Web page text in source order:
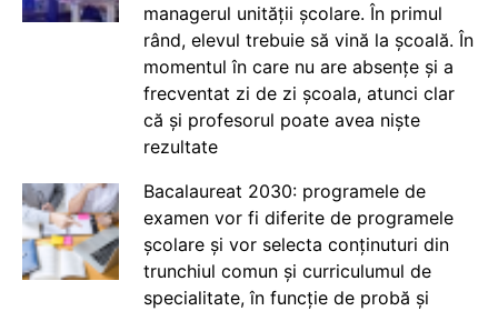
managerul unității școlare. În primul
rând, elevul trebuie să vină la școală. În
momentul în care nu are absențe și a
frecventat zi de zi școala, atunci clar
că și profesorul poate avea niște
rezultate
Bacalaureat 2030: programele de
examen vor fi diferite de programele
școlare și vor selecta conținuturi din
trunchiul comun și curriculumul de
specialitate, în funcție de probă și